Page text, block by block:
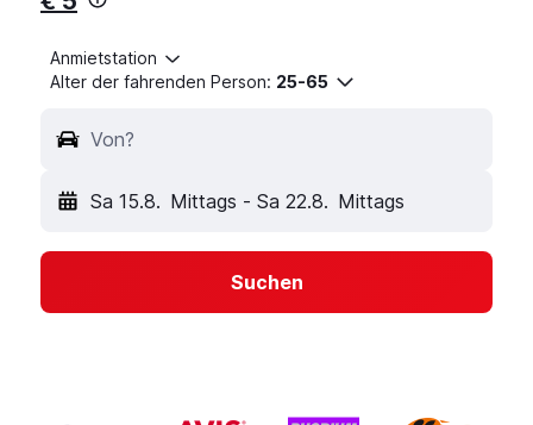
Anmietstation
Alter der fahrenden Person: 25-65
Von?
Sa 15.8. Mittags - Sa 22.8. Mittags
Suchen